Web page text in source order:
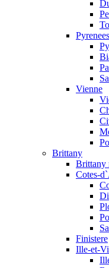
Vienne
Brittany
Brittany
Cotes-
Finistere
Ille-et-